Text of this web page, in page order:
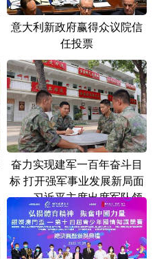
意大利新政府赢得众议院信
任投票
奋力实现建军一百年奋斗目
标 打开强军事业发展新局面
——习近平主席出席军队领
导干部会议时发表的重要讲
话在全军部队引起强烈反响